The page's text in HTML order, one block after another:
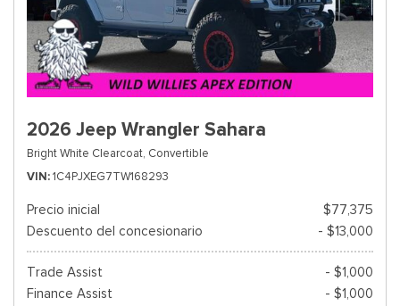
2026 Jeep Wrangler Sahara
Bright White Clearcoat, Convertible
VIN 1C4PJXEG7TW168293
Precio inicial
$77,375
Descuento del concesionario
- $13,000
Trade Assist
- $1,000
Finance Assist
- $1,000